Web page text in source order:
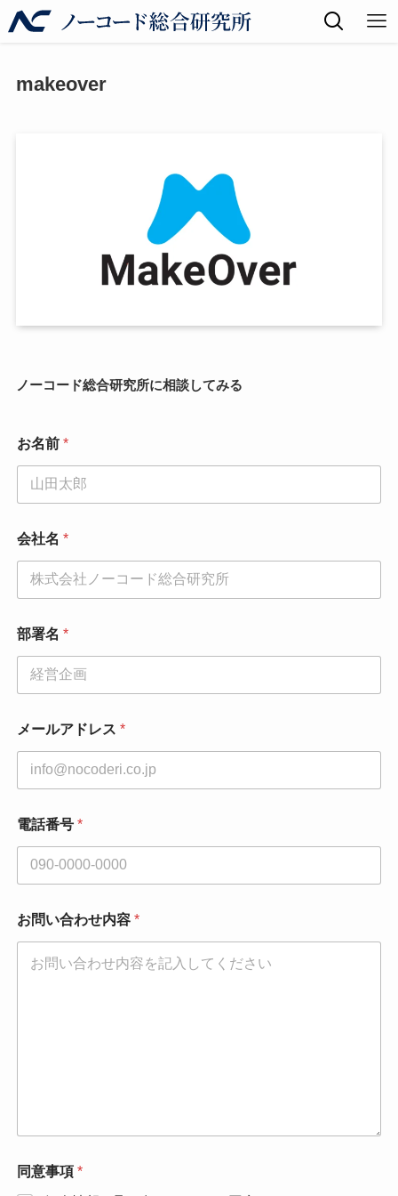
makeover
ノーコード総合研究所に相談してみる
お名前 *
会社名 *
部署名 *
メールアドレス *
電話番号 *
お問い合わせ内容 *
名
前
同意事項 *